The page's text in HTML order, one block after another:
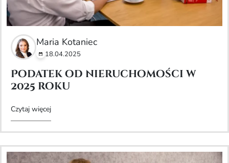
Maria Kotaniec
18.04.2025
Podatek od nieruchomości w
2025 roku
Czytaj więcej